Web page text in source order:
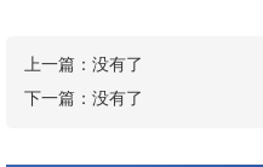
上一篇：没有了
下一篇：没有了